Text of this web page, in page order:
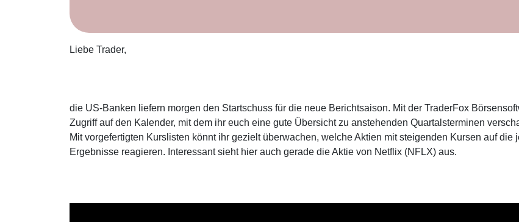
Liebe Trader,
die US-Banken liefern morgen den Startschuss für die neue Berichtsaison. Mit der TraderFox
Zugriff auf den Kalender, mit dem ihr euch eine gute Übersicht zu anstehenden Quartalsterminen
Mit vorgefertigten Kurslisten könnt ihr gezielt überwachen, welche Aktien mit steigenden Kursen auf die
Ergebnisse reagieren. Interessant sieht hier auch gerade die Aktie von Netflix (NFLX) aus.